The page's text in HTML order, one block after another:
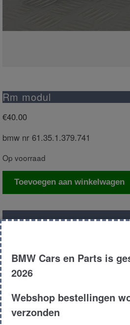
Rm modul
€40.00
bmw nr 61.35.1.379.741
Op voorraad
RmToevoegen aan winkelwagen
Productnummer(graag melden bij
Model :
Type :
BMW Cars en Parts is
2026
Webshop bestellingen
verzonden